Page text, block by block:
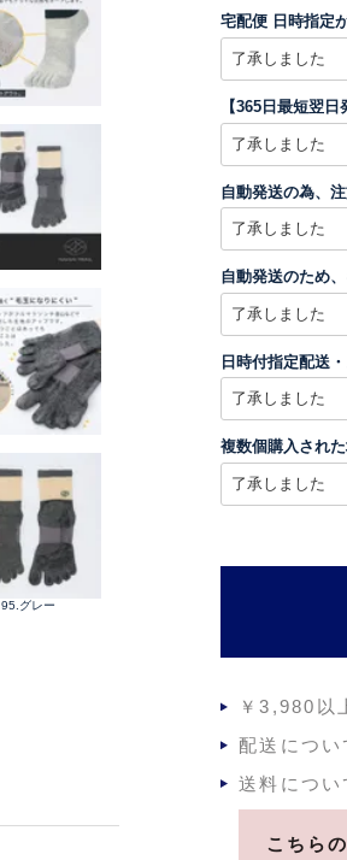
95.グレー
宅配便 日時指定
【365日最短翌
自動発送の為、
自動発送のため
日時付指定配送
複数個購入され
￥3,980以
配送につい
送料につ
こちら